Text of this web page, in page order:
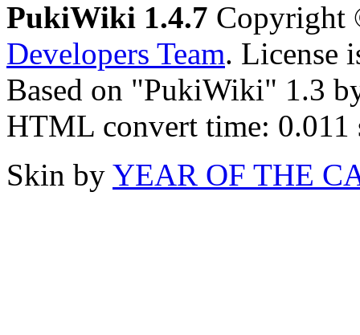
PukiWiki 1.4.7 Copyright
Developers Team. License
Based on "PukiWiki" 1.3
HTML convert time: 0.011
Skin by YEAR OF THE